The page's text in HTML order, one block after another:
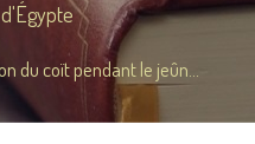
du coït pendant le jeûn...